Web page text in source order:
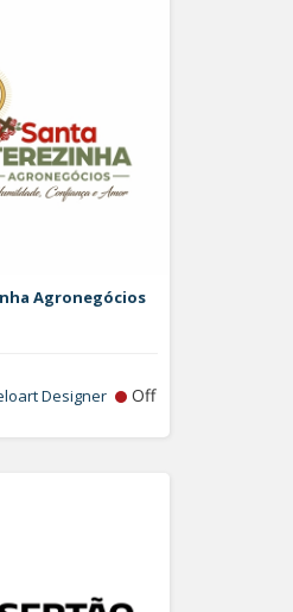
Agronegócios
Designer Off